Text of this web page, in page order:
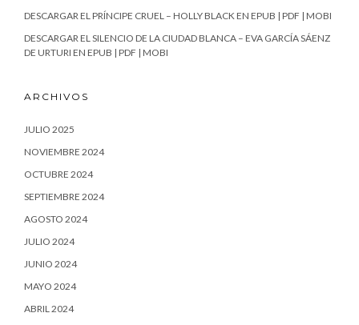
DESCARGAR EL PRÍNCIPE CRUEL – HOLLY BLACK EN EPUB | PDF | MOBI
DESCARGAR EL SILENCIO DE LA CIUDAD BLANCA – EVA GARCÍA SÁENZ
DE URTURI EN EPUB | PDF | MOBI
ARCHIVOS
JULIO 2025
NOVIEMBRE 2024
OCTUBRE 2024
SEPTIEMBRE 2024
AGOSTO 2024
JULIO 2024
JUNIO 2024
MAYO 2024
ABRIL 2024